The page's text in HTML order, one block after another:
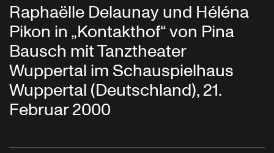
Raphaëlle Delaunay und Héléna
Pikon in „Kontakthof“ von Pina
Bausch mit Tanztheater
Wuppertal im Schauspielhaus
Wuppertal (Deutschland), 21.
Februar 2000